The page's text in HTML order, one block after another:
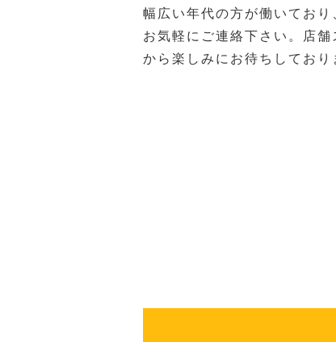
幅広い年代の方が働いてお
お気軽にご連絡下さい。店
から楽しみにお待ちしており